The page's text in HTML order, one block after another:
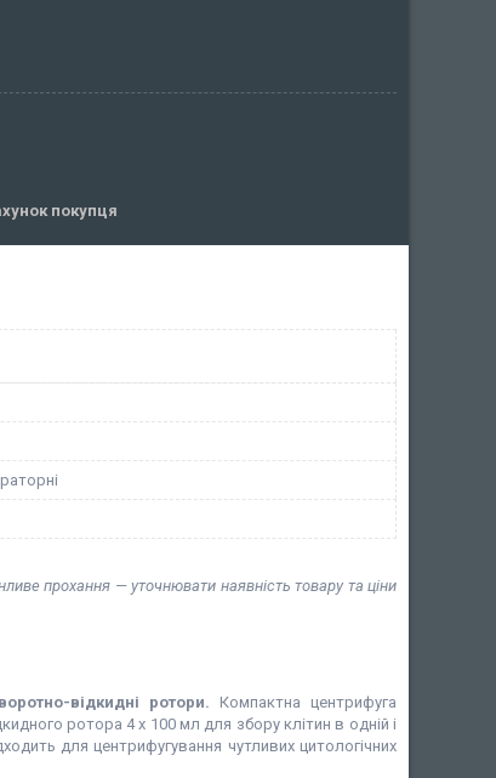
покупця
прохання — уточнювати наявність товару та ціни
відкидні ротори. Компактна центрифуга
ротора 4 x 100 мл для збору клітин в одній і
для центрифугування чутливих цитологічних